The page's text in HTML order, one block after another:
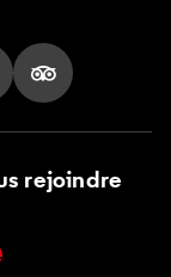
X sur LinkedIn
nous sur
Suivez nous
rejoindre